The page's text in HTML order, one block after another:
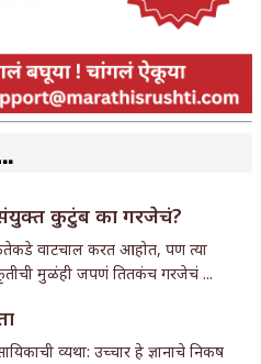
कुटुंब का गरजेचं?
वाटचाल करत आहोत, पण त्या
मुळंही जपणं तितकंच गरजेचं ...
व्यथा: उच्चार हे ज्ञानाचे निकष